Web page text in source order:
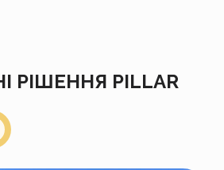
РІШЕННЯ PILLAR